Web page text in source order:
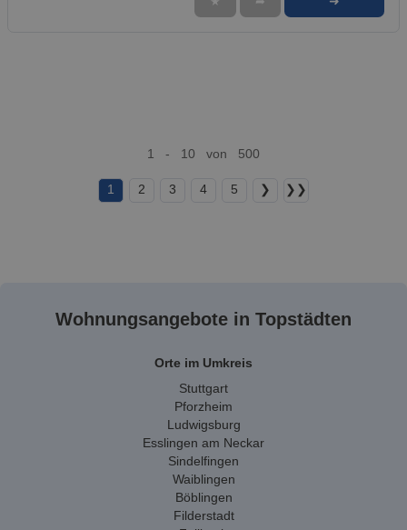
1 - 10 von 500
1 2 3 4 5 ❯ ❯❯
Wohnungsangebote in Topstädten
Orte im Umkreis
Stuttgart
Pforzheim
Ludwigsburg
Esslingen am Neckar
Sindelfingen
Waiblingen
Böblingen
Filderstadt